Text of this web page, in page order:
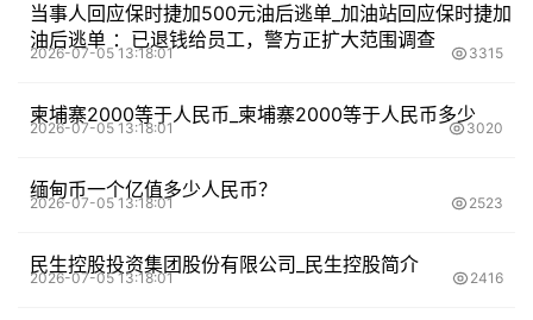
当事人回应保时捷加500元油后逃单_加油站回应保时捷加
油后逃单 ：已退钱给员工，警方正扩大范围调查
2026-07-05 13:18:01 3315
柬埔寨2000等于人民币_柬埔寨2000等于人民币多少
2026-07-05 13:18:01 3020
缅甸币一个亿值多少人民币？
2026-07-05 13:18:01 2523
民生控股投资集团股份有限公司_民生控股简介
2026-07-05 13:18:01 2416